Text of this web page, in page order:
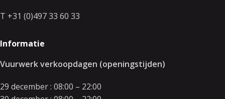
T +31 (0)497 33 60 33
Informatie
Vuurwerk verkoopdagen (openingstijden)
29 december : 08:00 – 22:00